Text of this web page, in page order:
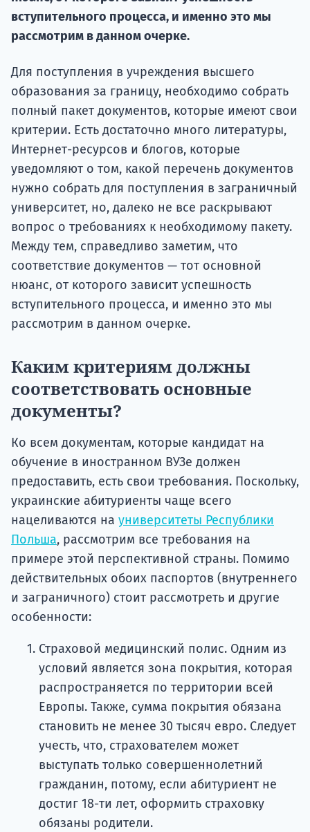
вступительного процесса, и именно это мы
рассмотрим в данном очерке.
Для поступления в учреждения высшего
образования за границу, необходимо собрать
полный пакет документов, которые имеют свои
критерии. Есть достаточно много литературы,
Интернет-ресурсов и блогов, которые
уведомляют о том, какой перечень документов
нужно собрать для поступления в заграничный
университет, но, далеко не все раскрывают
вопрос о требованиях к необходимому пакету.
Между тем, справедливо заметим, что
соответствие документов — тот основной
нюанс, от которого зависит успешность
вступительного процесса, и именно это мы
рассмотрим в данном очерке.
Каким критериям должны
соответствовать основные
документы?
Ко всем документам, которые кандидат на
обучение в иностранном ВУЗе должен
предоставить, есть свои требования. Поскольку,
украинские абитуриенты чаще всего
нацеливаются на университеты Республики
Польша, рассмотрим все требования на
примере этой перспективной страны. Помимо
действительных обоих паспортов (внутреннего
и заграничного) стоит рассмотреть и другие
особенности:
Страховой медицинский полис. Одним из
условий является зона покрытия, которая
распространяется по территории всей
Европы. Также, сумма покрытия обязана
становить не менее 30 тысяч евро. Следует
учесть, что, страхователем может
выступать только совершеннолетний
гражданин, потому, если абитуриент не
достиг 18-ти лет, оформить страховку
обязаны родители.